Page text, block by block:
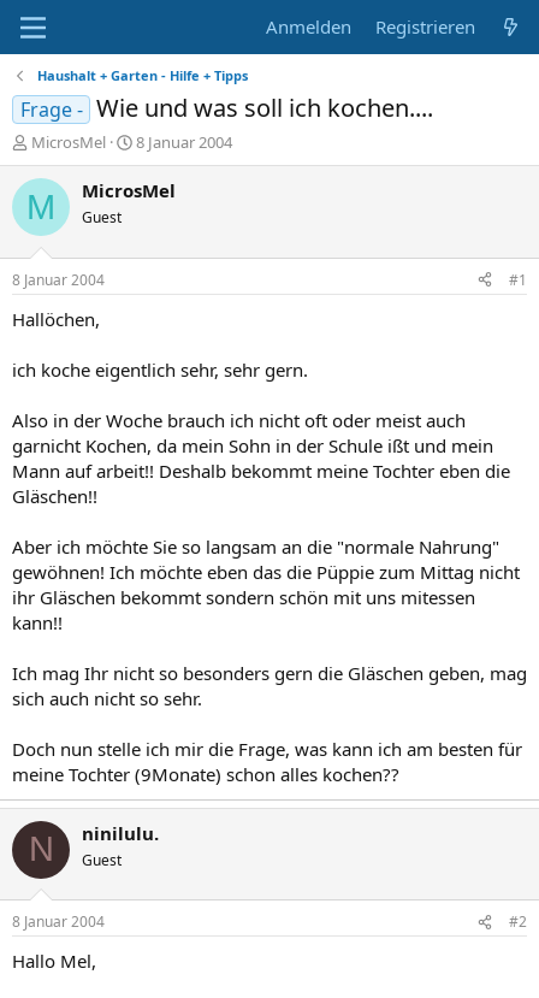
Anmelden Registrieren
Haushalt + Garten - Hilfe + Tipps
Frage - Wie und was soll ich kochen....
E
r
s
t
e
r
MicrosMel
E
r
s
t
8 Januar 2004
M MicrosMel
Guest
8 Januar 2004 #1
Hallöchen,
ich koche eigentlich sehr, sehr gern.
Also in der Woche brauch ich nicht oft oder meist auch
garnicht Kochen, da mein Sohn in der Schule ißt und mein
Mann auf arbeit!! Deshalb bekommt meine Tochter eben die
Gläschen!!
Aber ich möchte Sie so langsam an die "normale Nahrung"
gewöhnen! Ich möchte eben das die Püppie zum Mittag nicht
ihr Gläschen bekommt sondern schön mit uns mitessen
kann!!
Ich mag Ihr nicht so besonders gern die Gläschen geben, mag
sich auch nicht so sehr.
Doch nun stelle ich mir die Frage, was kann ich am besten für
meine Tochter (9Monate) schon alles kochen??
N ninilulu.
Guest
8 Januar 2004 #2
Hallo Mel,